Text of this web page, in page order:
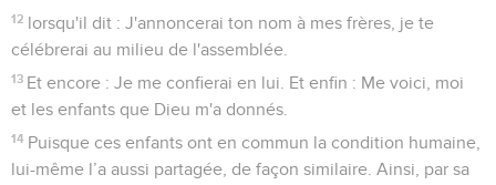
12 lorsqu'il dit : J'annoncerai ton nom à mes frères, je te
célébrerai au milieu de l'assemblée.
13 Et encore : Je me confierai en lui. Et enfin : Me voici, moi
et les enfants que Dieu m'a donnés.
14 Puisque ces enfants ont en commun la condition humaine,
lui-même l’a aussi partagée, de façon similaire. Ainsi, par sa